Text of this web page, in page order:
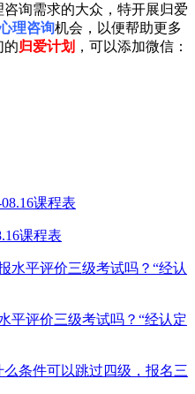
询需求的大众，特开展归爱
理咨询机会，以便帮助更多
的归爱计划 ，可以添加微信：
课程表
平评价三级考试吗？“经认定